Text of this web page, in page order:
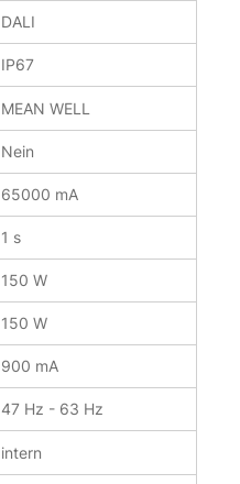
DALI
IP67
MEAN WELL
Nein
65000 mA
1 s
150 W
150 W
900 mA
47 Hz - 63 Hz
intern